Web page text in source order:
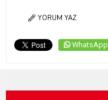
YORUM YAZ
WhatsApp